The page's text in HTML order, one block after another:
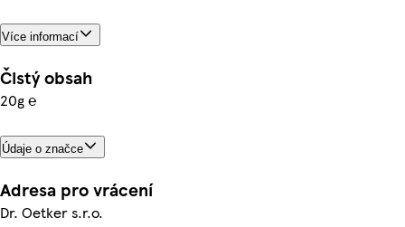
Více informací
Čistý obsah
20g ℮
Údaje o značce
Adresa pro vrácení
Dr. Oetker s.r.o.